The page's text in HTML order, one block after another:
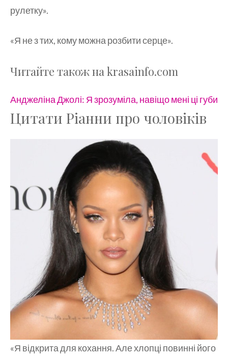
рулетку».
«Я не з тих, кому можна розбити серце».
Читайте також на krasainfo.com
Анджеліна Джолі: Я зрозуміла, навіщо мені ці губи
Цитати Ріанни про чоловіків
«Я відкрита для кохання. Але хлопці повинні його